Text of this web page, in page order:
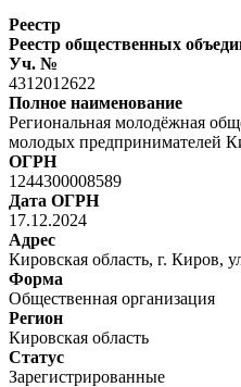
Реестр
Реестр общественных
Уч. №
4312012622
Полное наименование
Региональная молодёжная
молодых предпринимателей
ОГРН
1244300008589
Дата ОГРН
17.12.2024
Адрес
Кировская область, г. Киров,
Форма
Общественная организация
Регион
Кировская область
Статус
Зарегистрированные